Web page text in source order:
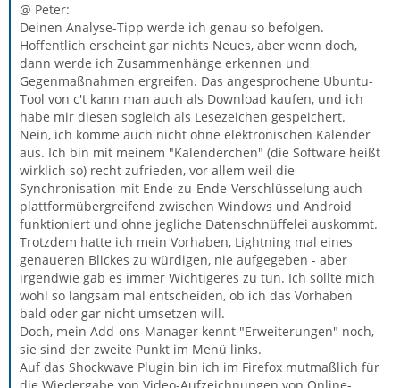
@ Peter:
Deinen Analyse-Tipp werde ich genau so befolgen.
Hoffentlich erscheint gar nichts Neues, aber wenn doch,
dann werde ich Zusammenhänge erkennen und
Gegenmaßnahmen ergreifen. Das angesprochene Ubuntu-
Tool von c't kann man auch als Download kaufen, und ich
habe mir diesen sogleich als Lesezeichen gespeichert.
Nein, ich komme auch nicht ohne elektronischen Kalender
aus. Ich bin mit meinem "Kalenderchen" (die Software heißt
wirklich so) recht zufrieden, vor allem weil die
Synchronisation mit Ende-zu-Ende-Verschlüsselung auch
plattformübergreifend zwischen Windows und Android
funktioniert und ohne jegliche Datenschnüffelei auskommt.
Trotzdem hatte ich mein Vorhaben, Lightning mal eines
genaueren Blickes zu würdigen, nie aufgegeben - aber
irgendwie gab es immer Wichtigeres zu tun. Ich sollte mich
wohl so langsam mal entscheiden, ob ich das Vorhaben
bald oder gar nicht umsetzen will.
Doch, mein Add-ons-Manager kennt "Erweiterungen" noch,
sie sind der zweite Punkt im Menü links.
Auf das Shockwave Plugin bin ich im Firefox mutmaßlich für